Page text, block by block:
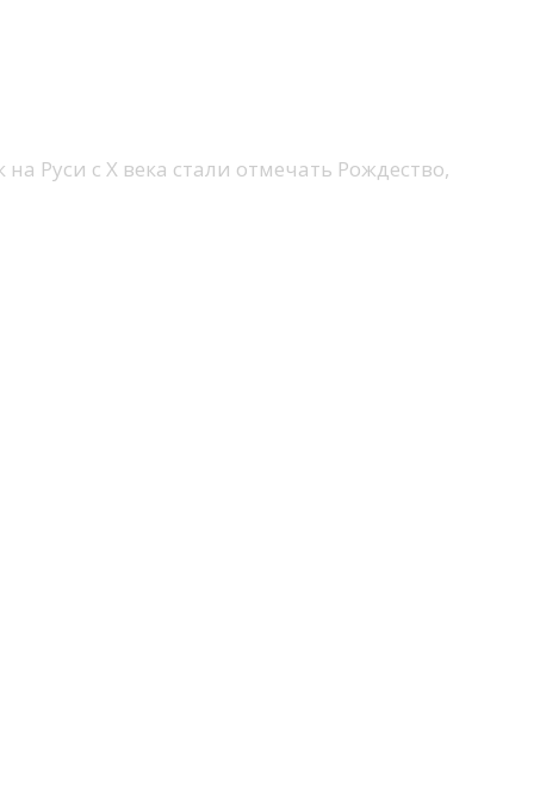
Руси с Х века стали отмечать Рождество,